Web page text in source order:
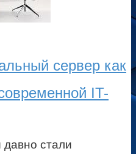
сервер как
IT-
стали